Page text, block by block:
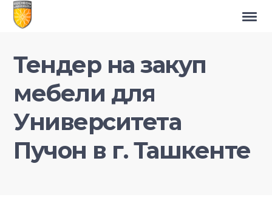
Тендер на закуп
мебели для
Университета
Пучон в г. Ташкенте